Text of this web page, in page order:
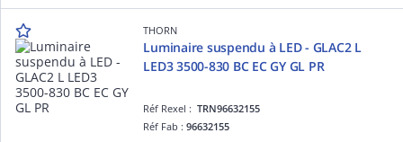
THORN
Luminaire suspendu à LED - GLAC2 L
LED3 3500-830 BC EC GY GL PR
Réf Rexel :TRN96632155
Réf Fab :96632155